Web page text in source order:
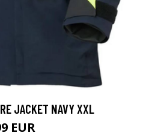
JACKET NAVY XXL
EUR